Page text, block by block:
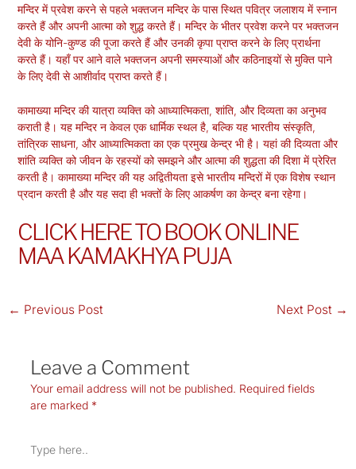
मन्दिर में प्रवेश करने से पहले भक्तजन मन्दिर के पास स्थित पवित्र जलाशय में स्नान
करते हैं और अपनी आत्मा को शुद्ध करते हैं। मन्दिर के भीतर प्रवेश करने पर भक्तजन
देवी के योनि-कुण्ड की पूजा करते हैं और उनकी कृपा प्राप्त करने के लिए प्रार्थना
करते हैं। यहाँ पर आने वाले भक्तजन अपनी समस्याओं और कठिनाइयों से मुक्ति पाने
के लिए देवी से आशीर्वाद प्राप्त करते हैं।
कामाख्या मन्दिर की यात्रा व्यक्ति को आध्यात्मिकता, शांति, और दिव्यता का अनुभव
कराती है। यह मन्दिर न केवल एक धार्मिक स्थल है, बल्कि यह भारतीय संस्कृति,
तांत्रिक साधना, और आध्यात्मिकता का एक प्रमुख केन्द्र भी है। यहां की दिव्यता और
शांति व्यक्ति को जीवन के रहस्यों को समझने और आत्मा की शुद्धता की दिशा में प्रेरित
करती है। कामाख्या मन्दिर की यह अद्वितीयता इसे भारतीय मन्दिरों में एक विशेष स्थान
प्रदान करती है और यह सदा ही भक्तों के लिए आकर्षण का केन्द्र बना रहेगा।
CLICK HERE TO BOOK ONLINE
MAA KAMAKHYA PUJA
← Previous Post Next Post →
Leave a Comment
Your email address will not be published. Required fields
are marked *
here..